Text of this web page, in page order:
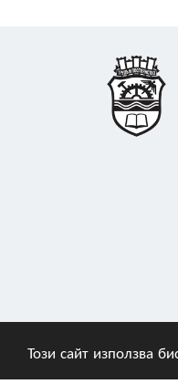
Този сайт използва
©